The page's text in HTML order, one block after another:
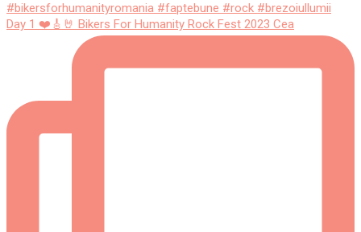
Day 1 ❤️🎸🤘 Bikers For Humanity Rock Fest 2023 Cea